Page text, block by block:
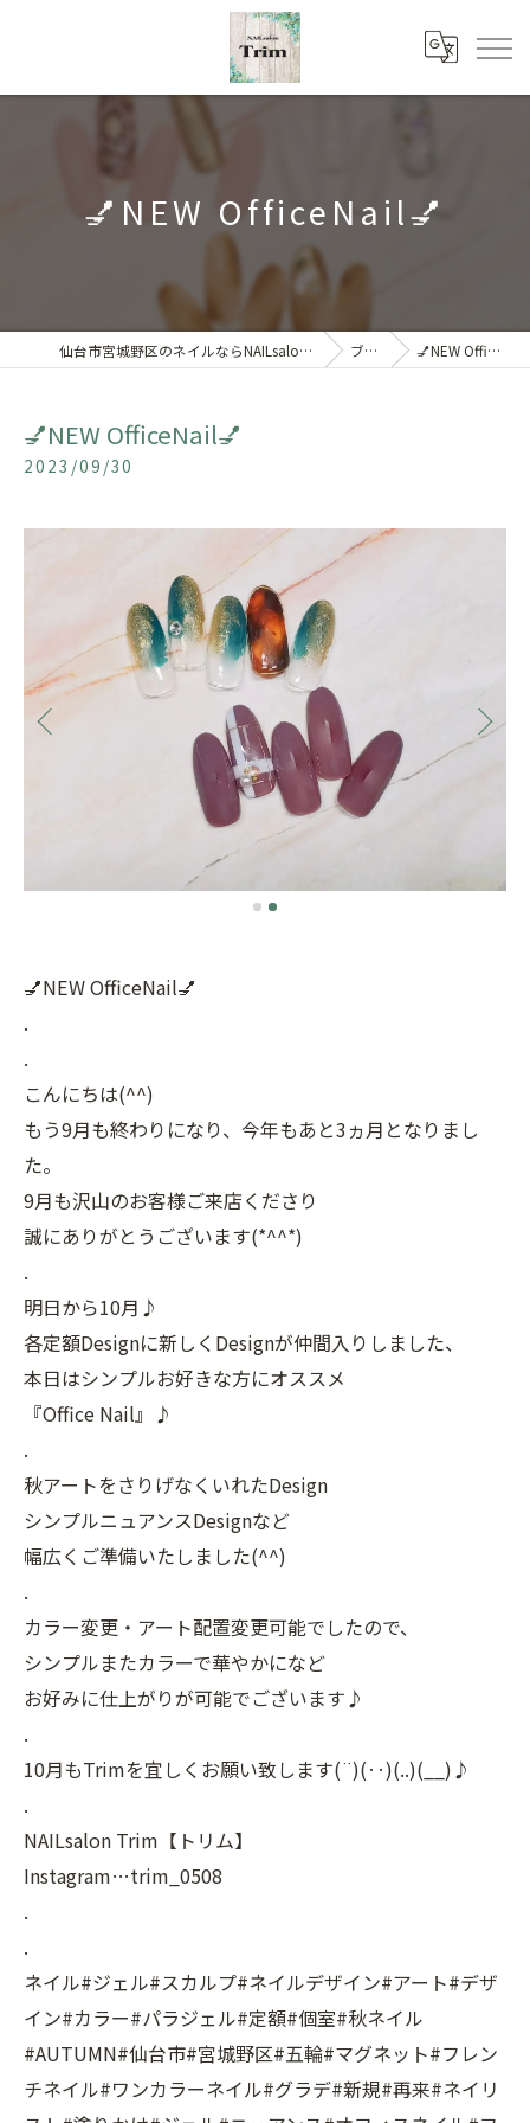
💅NEW OfficeNail💅
仙台市宮城野区のネイルならNAILsalon Trim 【トリム】 ブログ 💅NEW OfficeNail💅
💅NEW OfficeNail💅
2023/09/30
💅NEW OfficeNail💅
.
.
こんにちは(^^)
もう9月も終わりになり、今年もあと3ヵ月となりまし
た。
9月も沢山のお客様ご来店くださり
誠にありがとうございます(*^^*)
.
明日から10月♪
各定額Designに新しくDesignが仲間入りしました、
本日はシンプルお好きな方にオススメ
『Office Nail』♪
.
秋アートをさりげなくいれたDesign
シンプルニュアンスDesignなど
幅広くご準備いたしました(^^)
.
カラー変更・アート配置変更可能でしたので、
シンプルまたカラーで華やかになど
お好みに仕上がりが可能でございます♪
.
10月もTrimを宜しくお願い致します(¨)(‥)(..)(__)♪
.
NAILsalon Trim【トリム】
Instagram…trim_0508
.
.
ネイル#ジェル#スカルプ#ネイルデザイン#アート#デザ
イン#カラー#パラジェル#定額#個室#秋ネイル
#AUTUMN#仙台市#宮城野区#五輪#マグネット#フレン
チネイル#ワンカラーネイル#グラデ#新規#再来#ネイリ